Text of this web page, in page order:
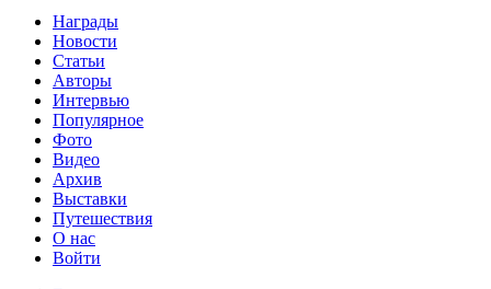
Награды
Новости
Статьи
Авторы
Интервью
Популярное
Фото
Видео
Архив
Выставки
Путешествия
О нас
Войти